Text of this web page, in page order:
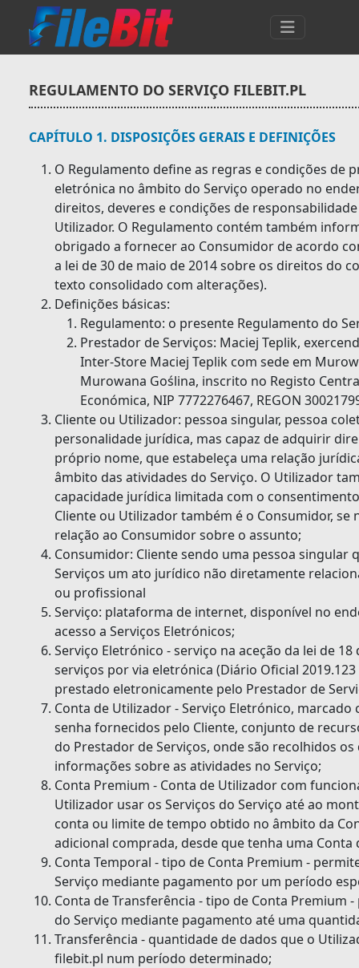
REGULAMENTO DO SERVIÇO FILEBIT.PL
CAPÍTULO 1. DISPOSIÇÕES GERAIS E DEFINIÇÕES
O Regulamento define as regras e condições de
eletrónica no âmbito do Serviço operado no
direitos, deveres e condições de
Utilizador. O Regulamento contém também
obrigado a fornecer ao Consumidor de acordo
a lei de 30 de maio de 2014 sobre os direitos do
texto consolidado com alterações).
Definições básicas:
Regulamento: o presente Regulamento do
Prestador de Serviços: Maciej Teplik,
Inter-Store Maciej Teplik com sede em
Murowana Goślina, inscrito no Registo
Económica, NIP 7772276467, REGON
Cliente ou Utilizador: pessoa singular, pessoa
personalidade jurídica, mas capaz de adquirir
próprio nome, que estabeleça uma relação
âmbito das atividades do Serviço. O Utilizador
capacidade jurídica limitada com o
Cliente ou Utilizador também é o Consumidor,
relação ao Consumidor sobre o assunto;
Consumidor: Cliente sendo uma pessoa singular
Serviços um ato jurídico não diretamente
ou profissional
Serviço: plataforma de internet, disponível no
acesso a Serviços Eletrónicos;
Serviço Eletrónico - serviço na aceção da lei de
serviços por via eletrónica (Diário Oficial
prestado eletronicamente pelo Prestador de
Conta de Utilizador - Serviço Eletrónico,
senha fornecidos pelo Cliente, conjunto de
do Prestador de Serviços, onde são recolhidos
informações sobre as atividades no Serviço;
Conta Premium - Conta de Utilizador com
Utilizador usar os Serviços do Serviço até ao
conta ou limite de tempo obtido no âmbito da
adicional comprada, desde que tenha uma Conta
Conta Temporal - tipo de Conta Premium -
Serviço mediante pagamento por um período
Conta de Transferência - tipo de Conta Premium
do Serviço mediante pagamento até uma
Transferência - quantidade de dados que o
filebit.pl num período determinado;